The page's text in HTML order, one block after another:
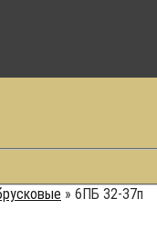
» 6ПБ 32-37п